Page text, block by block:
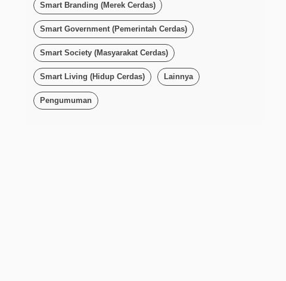
Smart Branding (Merek Cerdas)
Smart Government (Pemerintah Cerdas)
Smart Society (Masyarakat Cerdas)
Smart Living (Hidup Cerdas) Lainnya
Pengumuman